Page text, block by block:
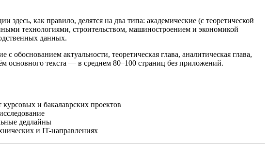
как правило, делятся на два типа: академические (с теоретической
технологиями, строительством, машиностроением и экономикой
данных.
актуальности, теоретическая глава, аналитическая глава,
основного текста — в среднем 80–100 страниц без приложений.
и бакалаврских проектов
дедлайны
и IT-направлениях